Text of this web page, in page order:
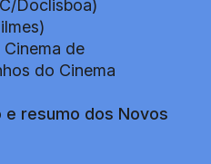
Doclisboa)
de
do Cinema
resumo dos Novos